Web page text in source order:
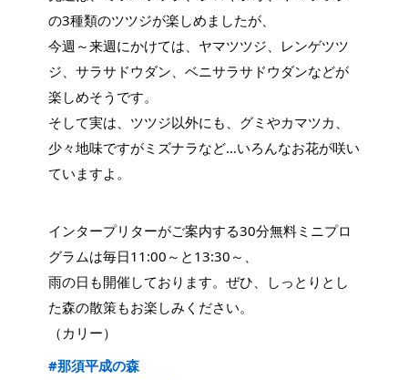
の3種類のツツジが楽しめましたが、
今週～来週にかけては、ヤマツツジ、レンゲツツ
ジ、サラサドウダン、ベニサラサドウダンなどが
楽しめそうです。
そして実は、ツツジ以外にも、グミやカマツカ、
少々地味ですがミズナラなど…いろんなお花が咲い
ていますよ。
インタープリターがご案内する30分無料ミニプロ
グラムは毎日11:00～と13:30～、
雨の日も開催しております。ぜひ、しっとりとし
た森の散策もお楽しみください。
（カリー）
#那須平成の森